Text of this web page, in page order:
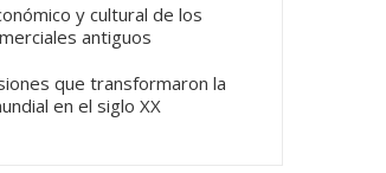
y cultural de los
antiguos
que transformaron la
en el siglo XX